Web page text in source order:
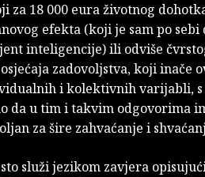
za 18 000 eura životnog
efekta (koji je sam po
inteligencije) ili odviše
zadovoljstva, koji inače
i kolektivnih varijabli,
da u tim i takvim odgovorima
za šire zahvaćanje i
služi jezikom zavjera